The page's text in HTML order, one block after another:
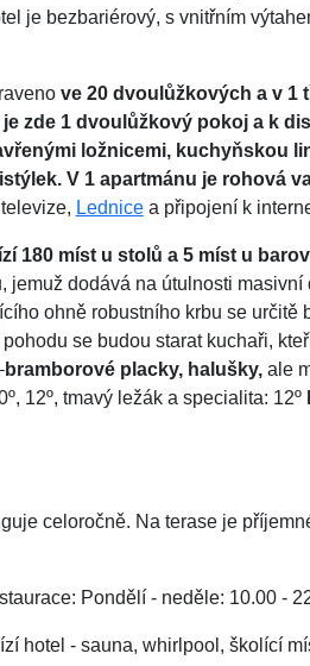
je bezbariérový, s vnitřním
ve 20 dvoulůžkových a v 1
zde 1 dvoulůžkový pokoj a k
ložnicemi, kuchyňskou
V 1 apartmánu je rohová
Lednicea připojení k
180 míst u stolů a 5 míst u
jemuž dodává na útulnosti
ohně robustního krbu se určitě
se budou starat kuchaři,
bramborové placky, halušky,ale
12º, tmavý ležák a specialita: 12º
celoročně. Na terase je
Pondělí - neděle: 10.00 -
hotel - sauna, whirlpool, školící